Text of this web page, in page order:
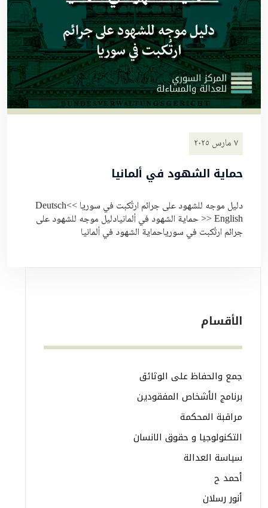
٧ مارس ٢٠٢٥
حماية الشهود في ألمانيا
دليل موجه للشهود على جرائم ارتُكبت في سوريا >>Deutsch
>> English حماية الشهود في ألمانيادليل موجه للشهود على
جرائم ارتُكبت في سورياحماية الشهود في ألمانيا
الأقسام
جمع والحفاظ على الوثائق
برنامج الأشخاص المفقودين
مراقبة المحكمة
التكنولوجيا و حقوق الانسان
سياسة العدالة
أحمد ح
أنور رسلان